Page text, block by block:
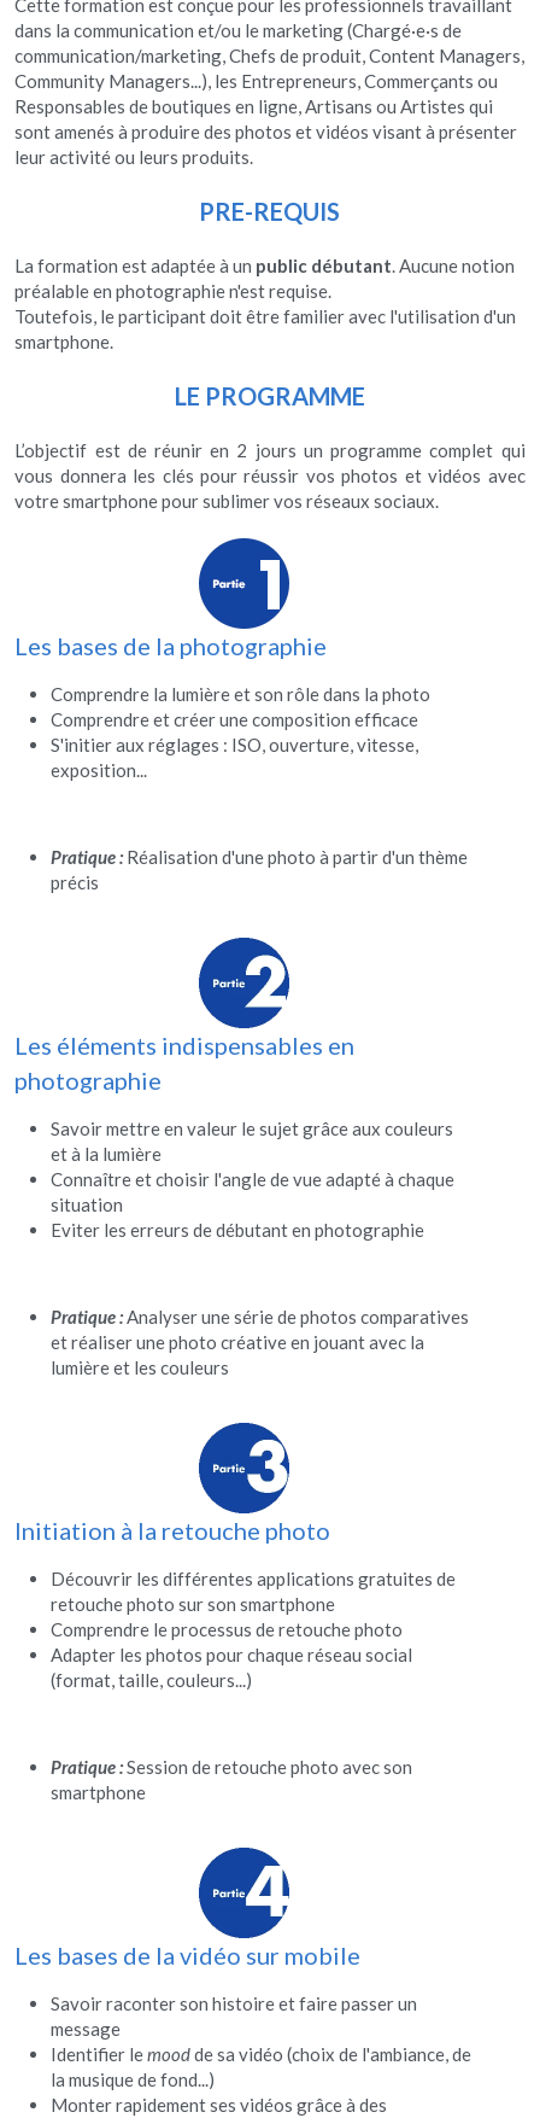
Cette formation est conçue pour les professionnels travaillant
dans la communication et/ou le marketing (Chargé·e·s de
communication/marketing, Chefs de produit, Content Managers,
Community Managers...), les Entrepreneurs, Commerçants ou
Responsables de boutiques en ligne, Artisans ou Artistes qui
sont amenés à produire des photos et vidéos visant à présenter
leur activité ou leurs produits.
PRE-REQUIS
La formation est adaptée à un public débutant. Aucune notion
préalable en photographie n'est requise.
Toutefois, le participant doit être familier avec l'utilisation d'un
smartphone.
LE PROGRAMME
L’objectif est de réunir en 2 jours un programme complet qui
vous donnera les clés pour réussir vos photos et vidéos avec
votre smartphone pour sublimer vos réseaux sociaux.
Les bases de la photographie
Comprendre la lumière et son rôle dans la photo
Comprendre et créer une composition efficace
S'initier aux réglages : ISO, ouverture, vitesse,
exposition...
Pratique : Réalisation d'une photo à partir d'un thème
précis
Les éléments indispensables en
photographie
Savoir mettre en valeur le sujet grâce aux couleurs
et à la lumière
Connaître et choisir l'angle de vue adapté à chaque
situation
Eviter les erreurs de débutant en photographie
Pratique : Analyser une série de photos comparatives
et réaliser une photo créative en jouant avec la
lumière et les couleurs
Initiation à la retouche photo
Découvrir les différentes applications gratuites de
retouche photo sur son smartphone
Comprendre le processus de retouche photo
Adapter les photos pour chaque réseau social
(format, taille, couleurs...)
Pratique : Session de retouche photo avec son
smartphone
Les bases de la vidéo sur mobile
Savoir raconter son histoire et faire passer un
message
Identifier le mood de sa vidéo (choix de l'ambiance, de
la musique de fond...)
Monter rapidement ses vidéos grâce à des